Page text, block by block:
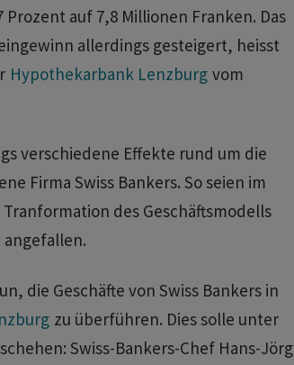
auf 7,8 Millionen Franken. Das
allerdings gesteigert, heisst
Hypothekarbank Lenzburg vom
verschiedene Effekte rund um die
Firma Swiss Bankers. So seien im
des Geschäftsmodells
angefallen.
die Geschäfte von Swiss Bankers in
zu überführen. Dies solle unter
Swiss-Bankers-Chef Hans-Jörg